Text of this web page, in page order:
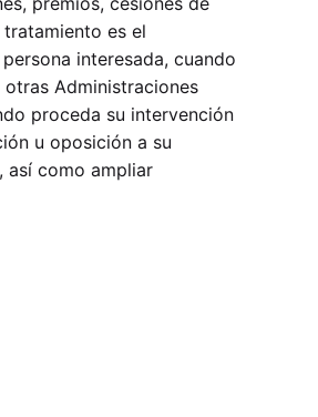
es el
interesada, cuando
otras Administraciones
proceda su intervención
u oposición a su
, así como ampliar